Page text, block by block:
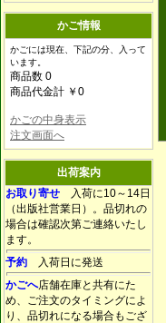
かご情報
かごには現在、下記の分、入って
います。
商品数 0
商品代金計 ￥0
かごの中身表示
注文画面へ
出荷案内
お取り寄せ 入荷に10～14日
（出版社営業日）。品切れの
場合は確認次第ご連絡いたし
ます。
予約 入荷日に発送
かごへ店舗在庫と共有にた
め、ご注文のタイミングによ
り、品切れになる場合もござ